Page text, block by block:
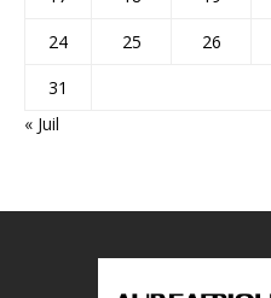
24
25 26
31
« Juil